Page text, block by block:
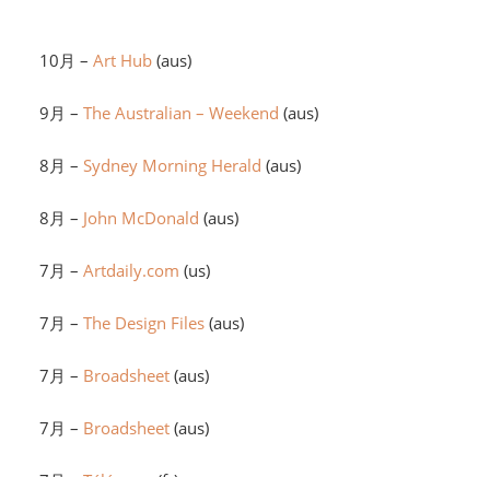
10月 – Art Hub(aus)
9月 – The Australian – Weekend (aus)
8月 – Sydney Morning Herald (aus)
8月 – John McDonald (aus)
7月 – Artdaily.com (us)
7月 – The Design Files(aus)
7月 – Broadsheet(aus)
7月 – Broadsheet(aus)